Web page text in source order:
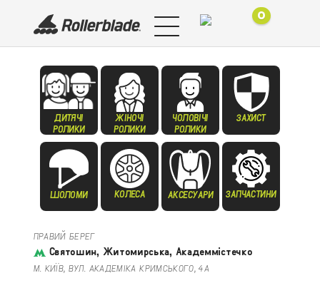
0
ДИТЯЧІ
РОЛИКИ
ЖІНОЧІ
РОЛИКИ
ЧОЛОВІЧІ
РОЛИКИ
ЗАХИСТ
ШОЛОМИ КОЛЕСА АКСЕСУАРИ ЗАПЧАСТИНИ
ПРАВИЙ БЕРЕГ
Святошин, Житомирська, Академмістечко
М. КИЇВ, ВУЛ. АКАДЕМІКА КРИМСЬКОГО, 4А